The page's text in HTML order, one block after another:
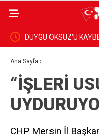
BAŞKAN
Ana Sayfa ›
“İŞLERİ
CHP Mersin İl